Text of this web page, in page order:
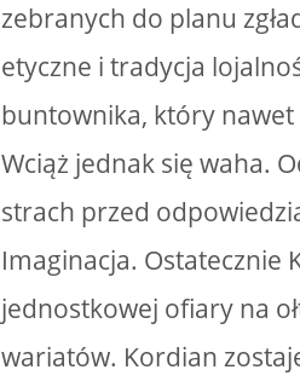
zebranych do planu
etyczne i tradycja
buntownika, który
Wciąż jednak się waha.
strach przed
Imaginacja. Ostatecznie
jednostkowej ofiary na
wariatów. Kordian